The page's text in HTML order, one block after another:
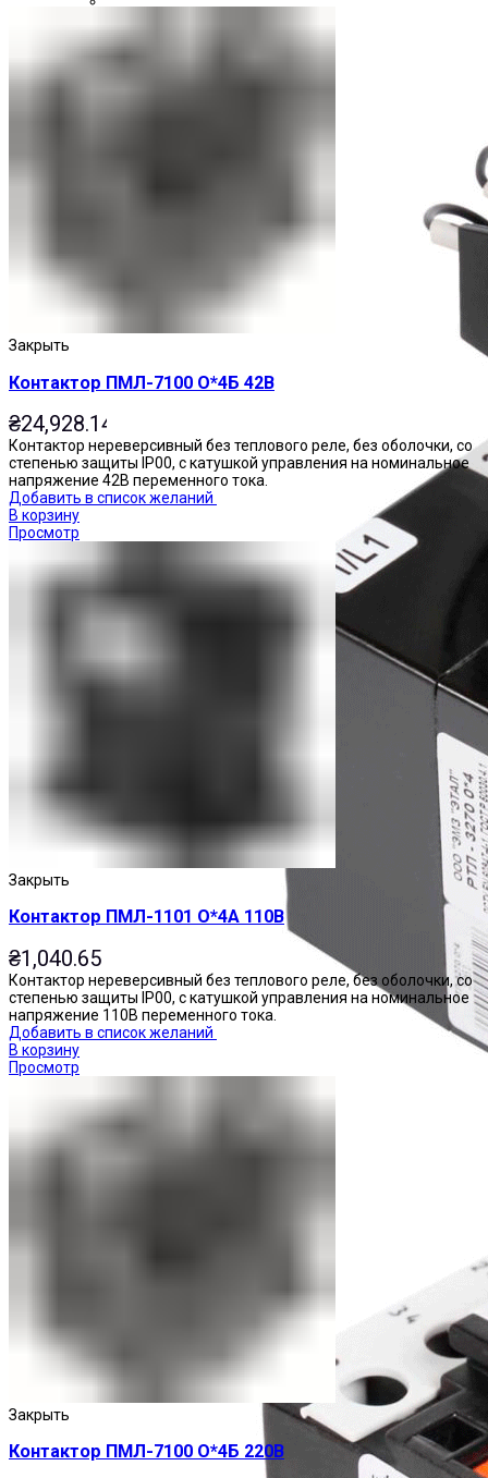
Закрыть
Контактор ПМЛ-7100 О*4Б 42В
₴24,928.14
Контактор нереверсивный без теплового реле, без оболочки, со
степенью защиты IP00, с катушкой управления на номинальное
напряжение 42В переменного тока.
Добавить в список желаний
В корзину
Просмотр
Закрыть
Контактор ПМЛ-1101 О*4А 110В
₴1,040.65
Контактор нереверсивный без теплового реле, без оболочки, со
степенью защиты IP00, с катушкой управления на номинальное
напряжение 110В переменного тока.
Добавить в список желаний
В корзину
Просмотр
Закрыть
Контактор ПМЛ-7100 О*4Б 220В